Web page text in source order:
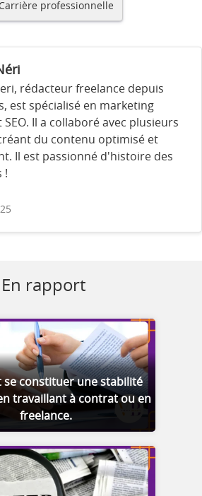
Carrière professionnelle
rédacteur freelance depuis
est spécialisé en marketing
SEO. Il a collaboré avec plusieurs
du contenu optimisé et
Il est passionné d'histoire des
!
En rapport
se constituer une stabilité
travaillant à contrat ou en
freelance.